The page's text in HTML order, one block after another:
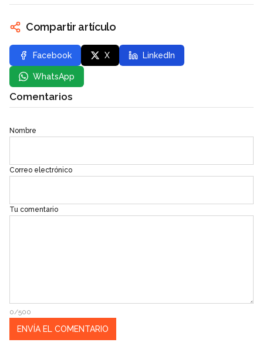
Compartir artículo
Facebook X LinkedIn
WhatsApp
Comentarios
Nombre
Correo electrónico
Tu comentario
0/500